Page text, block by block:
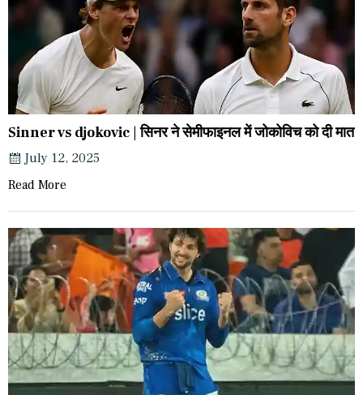
Sinner vs djokovic | सिनर ने सेमीफाइनल में जोकोविच को दी मात
July 12, 2025
Read More